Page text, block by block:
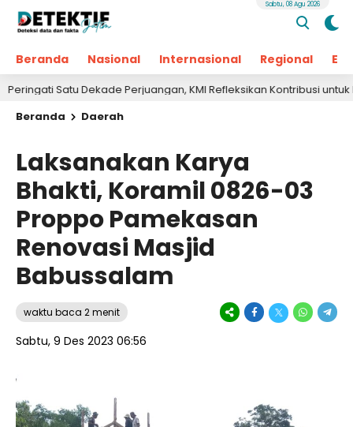
Beranda Nasional Internasional Regional
Sabtu, 08 Agu 2026
Dekade Perjuangan, KMI Refleksikan Kontribusi untuk
Beranda
Daerah
Laksanakan Karya
Bhakti, Koramil 0826-03
Proppo Pamekasan
Renovasi Masjid
Babussalam
waktu baca 2 menit
Sabtu, 9 Des 2023 06:56